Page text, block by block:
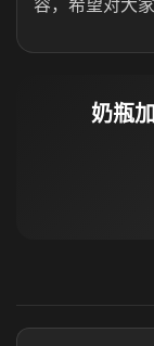
容，希望对大
奶瓶